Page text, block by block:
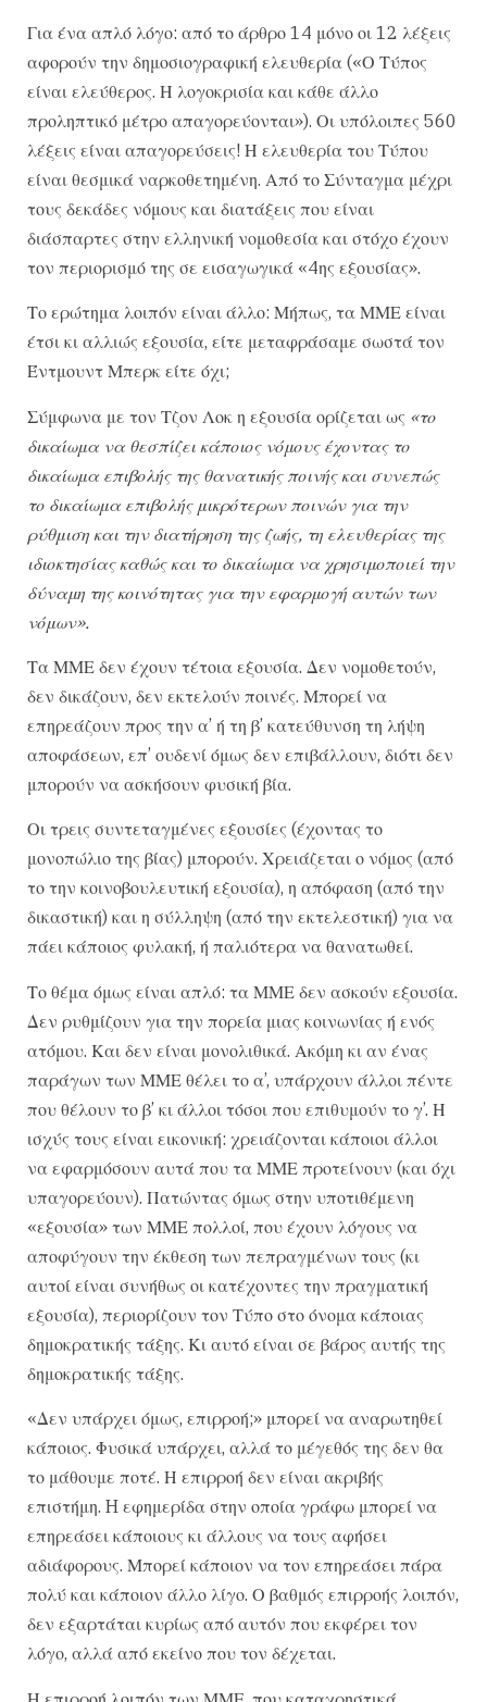
Για ένα απλό λόγο: από το άρθρο 14 μόνο οι 12 λέξεις
αφορούν την δημοσιογραφική ελευθερία («Ο Τύπος
είναι ελεύθερος. Η λογοκρισία και κάθε άλλο
προληπτικό μέτρο απαγορεύονται»). Οι υπόλοιπες 560
λέξεις είναι απαγορεύσεις! Η ελευθερία του Τύπου
είναι θεσμικά ναρκοθετημένη. Από το Σύνταγμα μέχρι
τους δεκάδες νόμους και διατάξεις που είναι
διάσπαρτες στην ελληνική νομοθεσία και στόχο έχουν
τον περιορισμό της σε εισαγωγικά «4ης εξουσίας».
Το ερώτημα λοιπόν είναι άλλο: Μήπως, τα ΜΜΕ είναι
έτσι κι αλλιώς εξουσία, είτε μεταφράσαμε σωστά τον
Έντμουντ Μπερκ είτε όχι;
Σύμφωνα με τον Τζον Λοκ η εξουσία ορίζεται ως «το
δικαίωμα να θεσπίζει κάποιος νόμους έχοντας το
δικαίωμα επιβολής της θανατικής ποινής και συνεπώς
το δικαίωμα επιβολής μικρότερων ποινών για την
ρύθμιση και την διατήρηση της ζωής, τη ελευθερίας της
ιδιοκτησίας καθώς και το δικαίωμα να χρησιμοποιεί την
δύναμη της κοινότητας για την εφαρμογή αυτών των
νόμων».
Τα ΜΜΕ δεν έχουν τέτοια εξουσία. Δεν νομοθετούν,
δεν δικάζουν, δεν εκτελούν ποινές. Μπορεί να
επηρεάζουν προς την α’ ή τη β’ κατεύθυνση τη λήψη
αποφάσεων, επ’ ουδενί όμως δεν επιβάλλουν, διότι δεν
μπορούν να ασκήσουν φυσική βία.
Οι τρεις συντεταγμένες εξουσίες (έχοντας το
μονοπώλιο της βίας) μπορούν. Χρειάζεται ο νόμος (από
το την κοινοβουλευτική εξουσία), η απόφαση (από την
δικαστική) και η σύλληψη (από την εκτελεστική) για να
πάει κάποιος φυλακή, ή παλιότερα να θανατωθεί.
Το θέμα όμως είναι απλό: τα ΜΜΕ δεν ασκούν εξουσία.
Δεν ρυθμίζουν για την πορεία μιας κοινωνίας ή ενός
ατόμου. Και δεν είναι μονολιθικά. Ακόμη κι αν ένας
παράγων των ΜΜΕ θέλει το α’, υπάρχουν άλλοι πέντε
που θέλουν το β’ κι άλλοι τόσοι που επιθυμούν το γ’. Η
ισχύς τους είναι εικονική: χρειάζονται κάποιοι άλλοι
να εφαρμόσουν αυτά που τα ΜΜΕ προτείνουν (και όχι
υπαγορεύουν). Πατώντας όμως στην υποτιθέμενη
«εξουσία» των ΜΜΕ πολλοί, που έχουν λόγους να
αποφύγουν την έκθεση των πεπραγμένων τους (κι
αυτοί είναι συνήθως οι κατέχοντες την πραγματική
εξουσία), περιορίζουν τον Τύπο στο όνομα κάποιας
δημοκρατικής τάξης. Κι αυτό είναι σε βάρος αυτής της
δημοκρατικής τάξης.
«Δεν υπάρχει όμως, επιρροή;» μπορεί να αναρωτηθεί
κάποιος. Φυσικά υπάρχει, αλλά το μέγεθός της δεν θα
το μάθουμε ποτέ. Η επιρροή δεν είναι ακριβής
επιστήμη. H εφημερίδα στην οποία γράφω μπορεί να
επηρεάσει κάποιους κι άλλους να τους αφήσει
αδιάφορους. Μπορεί κάποιον να τον επηρεάσει πάρα
πολύ και κάποιον άλλο λίγο. Ο βαθμός επιρροής λοιπόν,
δεν εξαρτάται κυρίως από αυτόν που εκφέρει τον
λόγο, αλλά από εκείνο που τον δέχεται.